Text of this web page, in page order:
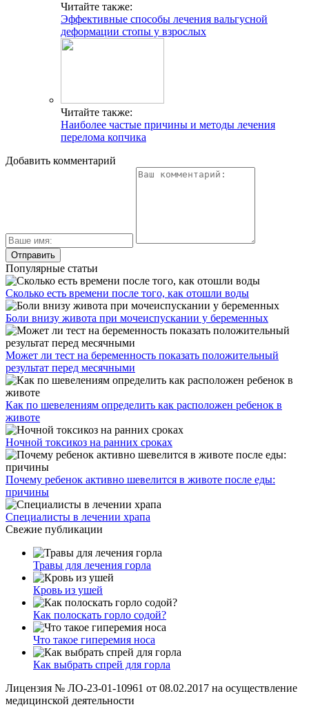
Читайте также:
Эффективные способы лечения вальгусной
деформации стопы у взрослых
Читайте также:
Наиболее частые причины и методы лечения
перелома копчика
Добавить комментарий
Популярные статьи
Сколько есть времени после того, как отошли воды
Боли внизу живота при мочеиспускании у беременных
Может ли тест на беременность показать положительный
результат перед месячными
Как по шевелениям определить как расположен ребенок в
животе
Ночной токсикоз на ранних сроках
Почему ребенок активно шевелится в животе после еды:
причины
Специалисты в лечении храпа
Свежие публикации
Травы для лечения горла
Кровь из ушей
Как полоскать горло содой?
Что такое гиперемия носа
Как выбрать спрей для горла
Лицензия № ЛО-23-01-10961 от 08.02.2017 на осуществление
медицинской деятельности